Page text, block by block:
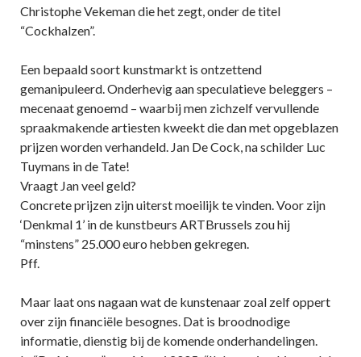
Christophe Vekeman die het zegt, onder de titel
“Cockhalzen”.
Een bepaald soort kunstmarkt is ontzettend
gemanipuleerd. Onderhevig aan speculatieve beleggers –
mecenaat genoemd – waarbij men zichzelf vervullende
spraakmakende artiesten kweekt die dan met opgeblazen
prijzen worden verhandeld. Jan De Cock, na schilder Luc
Tuymans in de Tate!
Vraagt Jan veel geld?
Concrete prijzen zijn uiterst moeilijk te vinden. Voor zijn
‘Denkmal 1’ in de kunstbeurs ARTBrussels zou hij
“minstens” 25.000 euro hebben gekregen.
Pff.
Maar laat ons nagaan wat de kunstenaar zoal zelf oppert
over zijn financiële besognes. Dat is broodnodige
informatie, dienstig bij de komende onderhandelingen.